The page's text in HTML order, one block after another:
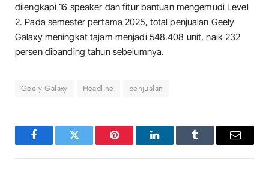
dilengkapi 16 speaker dan fitur bantuan mengemudi Level
2. Pada semester pertama 2025, total penjualan Geely
Galaxy meningkat tajam menjadi 548.408 unit, naik 232
persen dibanding tahun sebelumnya.
Geely Galaxy Headline penjualan
FacebookTwitter Pinterest LinkedInTumblr Email